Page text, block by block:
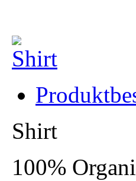
Shirt
100%